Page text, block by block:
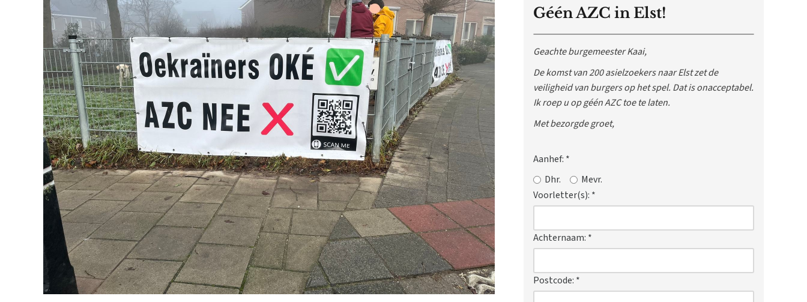
Géén AZC in Elst!
Geachte burgemeester Kaai,
De komst van 200 asielzoekers naar Elst zet de
veiligheid van burgers op het spel. Dat is onacceptabel.
Ik roep u op géén AZC toe te laten.
Met bezorgde groet,
Aanhef: *
Dhr.
Mevr.
Voorletter(s): *
Achternaam: *
Postcode: *